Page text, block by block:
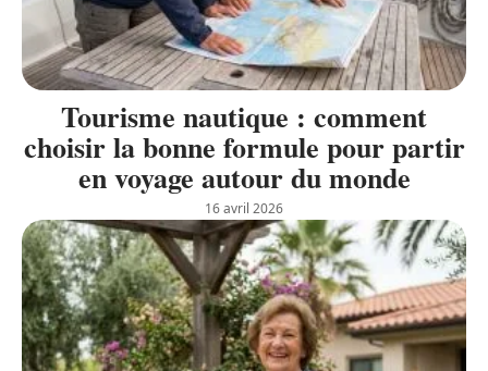
Tourisme nautique : comment
choisir la bonne formule pour partir
en voyage autour du monde
16 avril 2026